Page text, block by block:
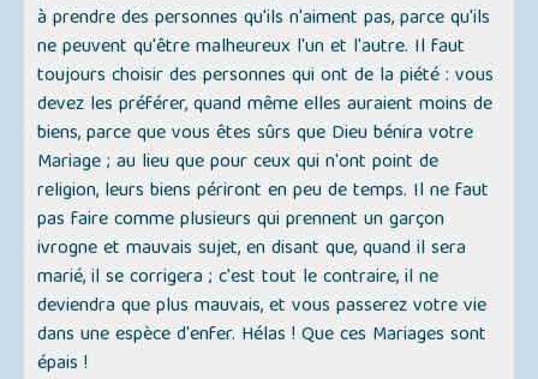
à prendre des personnes qu'ils n'aiment pas, parce qu'ils
ne peuvent qu'être malheureux l'un et l'autre. Il faut
toujours choisir des personnes qui ont de la piété : vous
devez les préférer, quand même elles auraient moins de
biens, parce que vous êtes sûrs que Dieu bénira votre
Mariage ; au lieu que pour ceux qui n'ont point de
religion, leurs biens périront en peu de temps. Il ne faut
pas faire comme plusieurs qui prennent un garçon
ivrogne et mauvais sujet, en disant que, quand il sera
marié, il se corrigera ; c'est tout le contraire, il ne
deviendra que plus mauvais, et vous passerez votre vie
dans une espèce d'enfer. Hélas ! Que ces Mariages sont
épais !